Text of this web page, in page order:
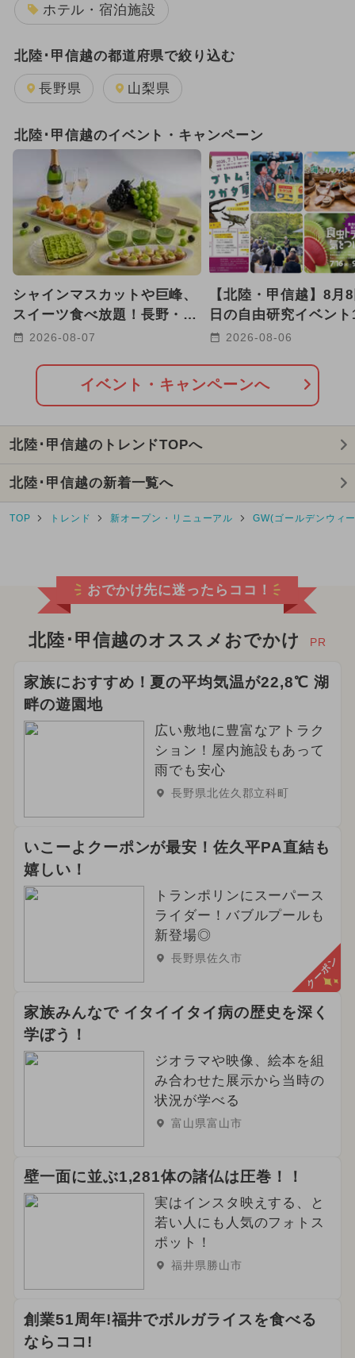
ホテル・宿泊施設
北陸･甲信越の都道府県で絞り込む
長野県 山梨県
北陸･甲信越のイベント・キャンペーン
シャインマスカットや巨峰、
スイーツ食べ放題！長野・松
代の秋フェア 子供の遊び場
2026-08-07
【北陸・甲信越】8月
日の自由研究イベント
恐竜・クラフト体験も
2026-08-06
イベント・キャンペーンへ
北陸･甲信越のトレンドTOPへ
北陸･甲信越の新着一覧へ
TOP トレンド 新オープン・リニューアル GW(ゴールデンウィ
おでかけ先に迷ったらココ！
北陸･甲信越のオススメおでかけ PR
家族におすすめ！夏の平均気温が22,8℃ 湖
畔の遊園地
広い敷地に豊富なアトラク
ション！屋内施設もあって
雨でも安心
長野県北佐久郡立科町
いこーよクーポンが最安！佐久平PA直結も
嬉しい！
トランポリンにスーパース
ライダー！バブルプールも
新登場◎
長野県佐久市 クーポン
家族みんなで イタイイタイ病の歴史を深く
学ぼう！
ジオラマや映像、絵本を組
み合わせた展示から当時の
状況が学べる
富山県富山市
壁一面に並ぶ1,281体の諸仏は圧巻！！
実はインスタ映えする、と
若い人にも人気のフォトス
ポット！
福井県勝山市
創業51周年!福井でボルガライスを食べる
ならココ!